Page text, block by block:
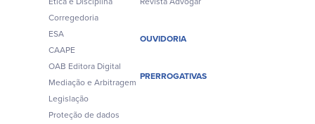
Corregedoria
ESA
CAAPE
OAB Editora Digital
Mediação e Arbitragem
Legislação
Proteção de dados
OUVIDORIA
PRERROGATIVAS